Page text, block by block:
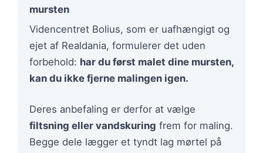
mursten
Videncentret Bolius, som er uafhængigt og
ejet af Realdania, formulerer det uden
forbehold: har du først malet dine mursten,
kan du ikke fjerne malingen igen.
Deres anbefaling er derfor at vælge
filtsning eller vandskuring frem for maling.
Begge dele lægger et tyndt lag mørtel på